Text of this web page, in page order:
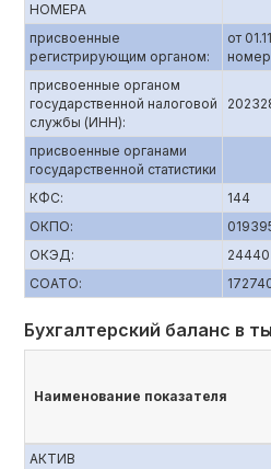
НОМЕРА
присвоенные
регистрирующим органом:
от
присвоенные органом
государственной налоговой
службы (ИНН):
присвоенные органами
государственной статистики
КФС:
144
ОКПО:
ОКЭД:
24440
СОАТО:
Бухгалтерский баланс в
Наименование показателя
АКТИВ